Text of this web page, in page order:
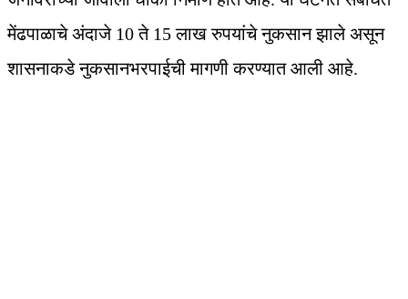
मेंढपाळाचे अंदाजे 10 ते 15 लाख रुपयांचे नुकसान झाले असून
शासनाकडे नुकसानभरपाईची मागणी करण्यात आली आहे.